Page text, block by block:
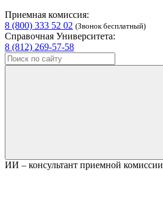
Приемная комиссия:
8 (800) 333 52 02 (Звонок бесплатный)
Справочная Университета:
8 (812) 269-57-58
ИИ – консультант приемной комиссии